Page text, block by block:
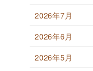
2026年7月
2026年6月
2026年5月